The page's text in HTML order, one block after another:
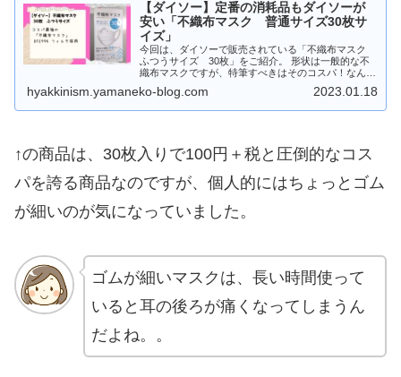
【ダイソー】定番の消耗品もダイソーが
安い「不織布マスク 普通サイズ30枚サ
イズ」
今回は、ダイソーで販売されている「不織布マスク
ふつうサイズ 30枚」をご紹介。 形状は一般的な不
織布マスクですが、特筆すべきはそのコスパ！なんと
hyakkinism.yamaneko-blog.com 2023.01.18
↑の商品は、30枚入りで100円＋税と圧倒的なコス
パを誇る商品なのですが、個人的にはちょっとゴム
が細いのが気になっていました。
ゴムが細いマスクは、長い時間使って
いると耳の後ろが痛くなってしまうん
だよね。。